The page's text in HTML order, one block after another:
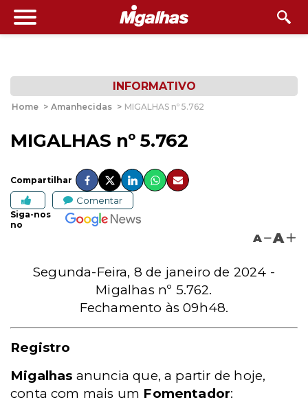
INFORMATIVO
Home > Amanhecidas > MIGALHAS nº 5.762
MIGALHAS nº 5.762
Compartilhar
Comentar
Siga-nos
no
A A
Segunda-Feira, 8 de janeiro de 2024 -
Migalhas nº 5.762.
Fechamento às 09h48.
Registro
Migalhas anuncia que, a partir de hoje,
conta com mais um Fomentador: